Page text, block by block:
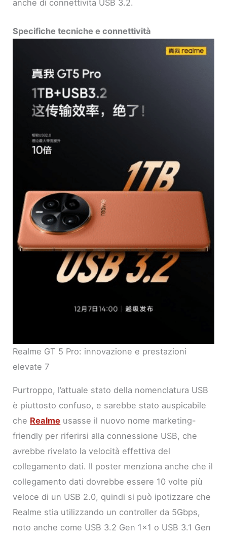
anche di connettività USB 3.2.
Specifiche tecniche e connettività
Realme GT 5 Pro: innovazione e prestazioni
elevate 7
Purtroppo, l’attuale stato della nomenclatura USB
è piuttosto confuso, e sarebbe stato auspicabile
che Realme usasse il nuovo nome marketing-
friendly per riferirsi alla connessione USB, che
avrebbe rivelato la velocità effettiva del
collegamento dati. Il poster menziona anche che il
collegamento dati dovrebbe essere 10 volte più
veloce di un USB 2.0, quindi si può ipotizzare che
Realme stia utilizzando un controller da 5Gbps,
noto anche come USB 3.2 Gen 1×1 o USB 3.1 Gen